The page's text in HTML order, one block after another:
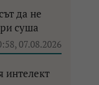
да не
суша
07.08.2026
интелект